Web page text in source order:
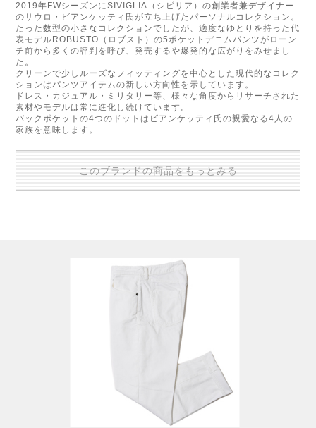
2019年FWシーズンにSIVIGLIA（シビリア）の創業者兼デザイナー
のサウロ・ビアンケッティ氏が立ち上げたパーソナルコレクション。
たった数型の小さなコレクションでしたが、適度なゆとりを持った代
表モデルROBUSTO（ロブスト）の5ポケットデニムパンツがローン
チ前から多くの評判を呼び、発売するや爆発的な広がりをみせまし
た。
クリーンで少しルーズなフィッティングを中心とした現代的なコレク
ションはパンツアイテムの新しい方向性を示しています。
ドレス・カジュアル・ミリタリー等、様々な角度からリサーチされた
素材やモデルは常に進化し続けています。
バックポケットの4つのドットはビアンケッティ氏の親愛なる4人の
家族を意味します。
このブランドの商品をもっとみる